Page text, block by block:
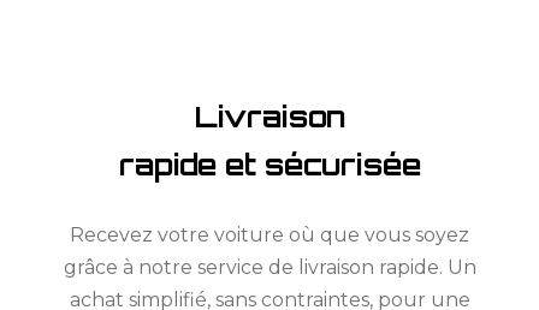
Livraison
rapide et sécurisée
Recevez votre voiture où que vous soyez
grâce à notre service de livraison rapide. Un
achat simplifié, sans contraintes, pour une